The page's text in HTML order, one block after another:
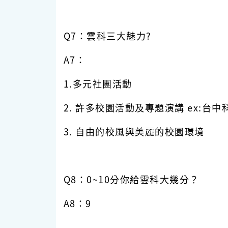
Q7：雲科三大魅力?
A7：
1.多元社團活動
2. 許多校園活動及專題演講 ex:台中
3. 自由的校風與美麗的校園環境
Q8：0~10分你給雲科大幾分？
A8：9